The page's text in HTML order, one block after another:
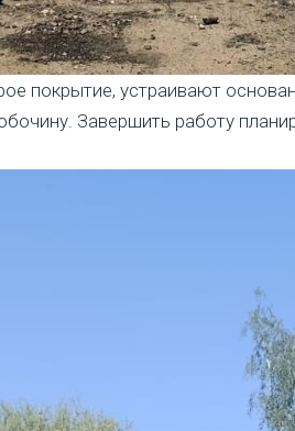
покрытие, устраивают
Завершить работу